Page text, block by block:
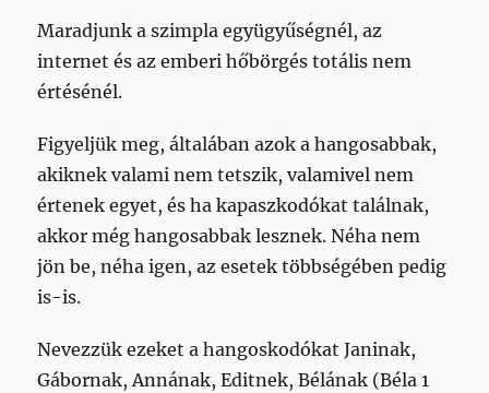
Maradjunk a szimpla együgyűségnél, az
internet és az emberi hőbörgés totális nem
értésénél.
Figyeljük meg, általában azok a hangosabbak,
akiknek valami nem tetszik, valamivel nem
értenek egyet, és ha kapaszkodókat találnak,
akkor még hangosabbak lesznek. Néha nem
jön be, néha igen, az esetek többségében pedig
is-is.
Nevezzük ezeket a hangoskodókat Janinak,
Gábornak, Annának, Editnek, Bélának (Béla 1